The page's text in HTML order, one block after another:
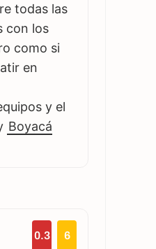
todas las
con los
como si
en
y el
Boyacá
0.3 6